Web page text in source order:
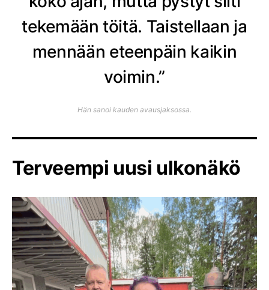
tekemään töitä. Taistellaan ja
mennään eteenpäin kaikin
voimin.”
Hän sanoi kauden avausjaksossa.
Terveempi uusi ulkonäkö